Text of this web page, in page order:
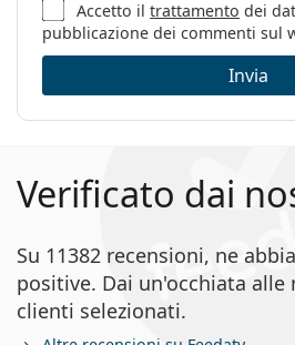
Accetto iltrattamento dei
pubblicazione dei commenti sul
Invia
Verificato dai
Su 11382 recensioni, ne
positive. Dai un'occhiata alle
clienti selezionati.